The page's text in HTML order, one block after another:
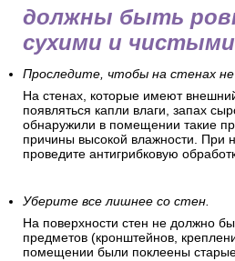
Перед
позаботьтесь о
помещения и
стен. Стены в
должны быть
сухими и
На стенах, которые имеют внешний
появляться капли влаги, запах
обнаружили в помещении такие
причины высокой влажности. При
проведите антигрибковую